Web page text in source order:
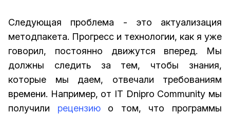
Следующая проблема - это актуализация
методпакета. Прогресс и технологии, как я уже
говорил, постоянно движутся вперед. Мы
должны следить за тем, чтобы знания,
которые мы даем, отвечали требованиям
времени. Например, от IT Dnipro Community мы
получили рецензиюо том, что программы